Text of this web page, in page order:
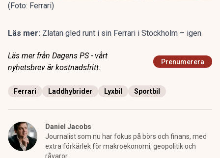
(Foto: Ferrari)
Läs mer: Zlatan gled runt i sin Ferrari i Stockholm – igen
Läs mer från Dagens PS - vårt
nyhetsbrev är kostnadsfritt:
Prenumerera
Ferrari Laddhybrider Lyxbil Sportbil
Daniel Jacobs
Journalist som nu har fokus på börs och finans, med
extra förkärlek för makroekonomi, geopolitik och
råvaror.